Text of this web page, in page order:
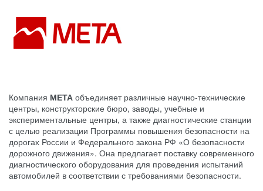
Компания МЕТА объединяет различные научно-технические
центры, конструкторские бюро, заводы, учебные и
экспериментальные центры, а также диагностические станции
с целью реализации Программы повышения безопасности на
дорогах России и Федерального закона РФ «О безопасности
дорожного движения». Она предлагает поставку современного
диагностического оборудования для проведения испытаний
автомобилей в соответствии с требованиями безопасности.